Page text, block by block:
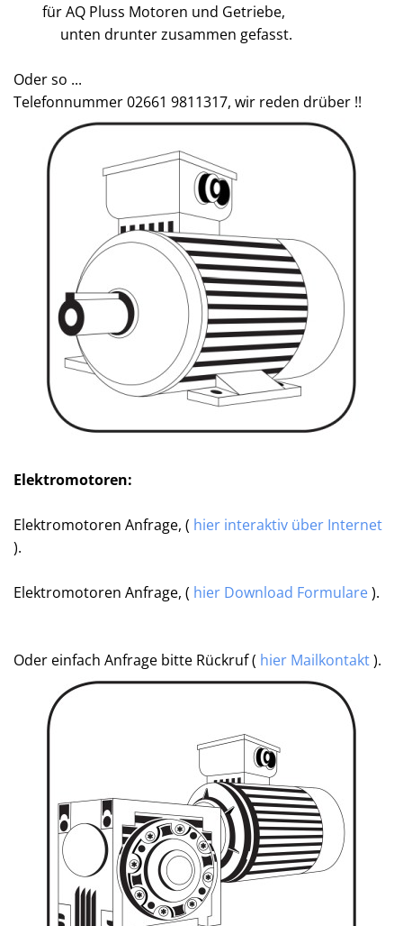
für AQ Pluss Motoren und Getriebe,
unten drunter zusammen gefasst.
Oder so ...
Telefonnummer 02661 9811317, wir reden drüber !!
Elektromotoren:
Elektromotoren Anfrage, ( hier interaktiv über Internet
).
Elektromotoren Anfrage, ( hier Download Formulare).
Oder einfach Anfrage bitte Rückruf ( hier Mailkontakt).